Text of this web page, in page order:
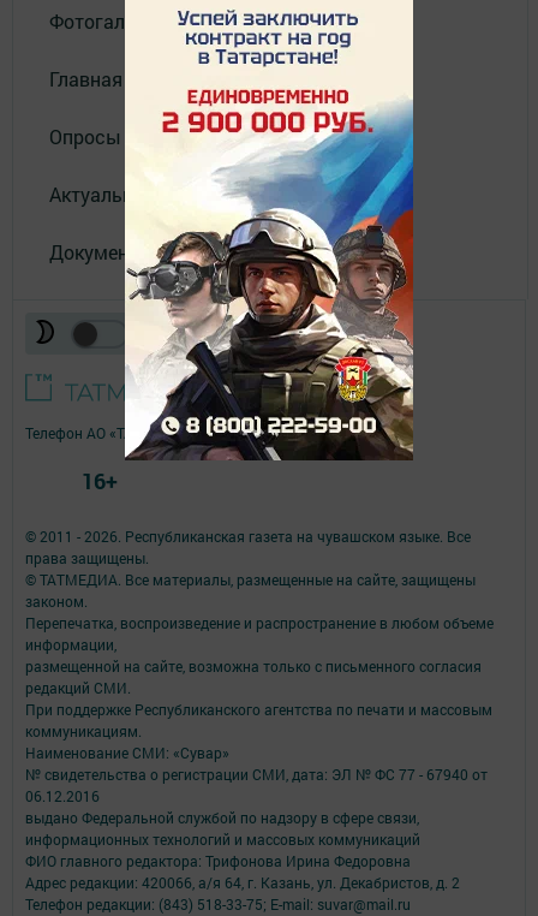
Фотогалереи
Главная
Опросы
Актуальное видео
Документы
© 2011 - 2026. Республиканская газета на чувашском языке. Все
права защищены.
© ТАТМЕДИА. Все материалы, размещенные на сайте, защищены
законом.
Перепечатка, воспроизведение и распространение в любом объеме
информации,
размещенной на сайте, возможна только с письменного согласия
редакций СМИ.
При поддержке Республиканского агентства по печати и массовым
коммуникациям.
Наименование СМИ: «Сувар»
№ свидетельства о регистрации СМИ, дата: ЭЛ № ФС 77 - 67940 от
06.12.2016
выдано Федеральной службой по надзору в сфере связи,
информационных технологий и массовых коммуникаций
ФИО главного редактора: Трифонова Ирина Федоровна
Адрес редакции: 420066, а/я 64, г. Казань, ул. Декабристов, д. 2
Телефон редакции: (843) 518-33-75; E-mail: suvar@mail.ru
Телефон АО «ТАТМЕДИА»:(843) 222 09 84
16+